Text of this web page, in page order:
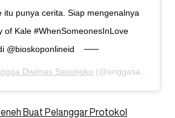
itu punya cerita. Siap mengenalnya
of Kale #WhenSomeonesInLove
@bioskoponlineid
Dwimas Sasongko (@anggasasongko) on
Buat Pelanggar Protokol